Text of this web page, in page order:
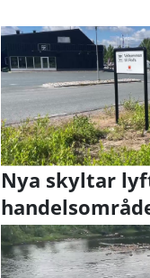
Nya skyltar